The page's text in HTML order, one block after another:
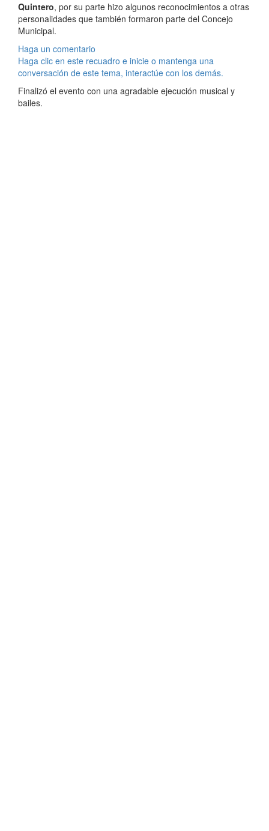
Quintero, por su parte hizo algunos reconocimientos a otras
personalidades que también formaron parte del Concejo
Municipal.
Haga un comentario
Haga clic en este recuadro e inicie o mantenga una
conversación de este tema, interactúe con los demás.
Finalizó el evento con una agradable ejecución musical y
bailes.